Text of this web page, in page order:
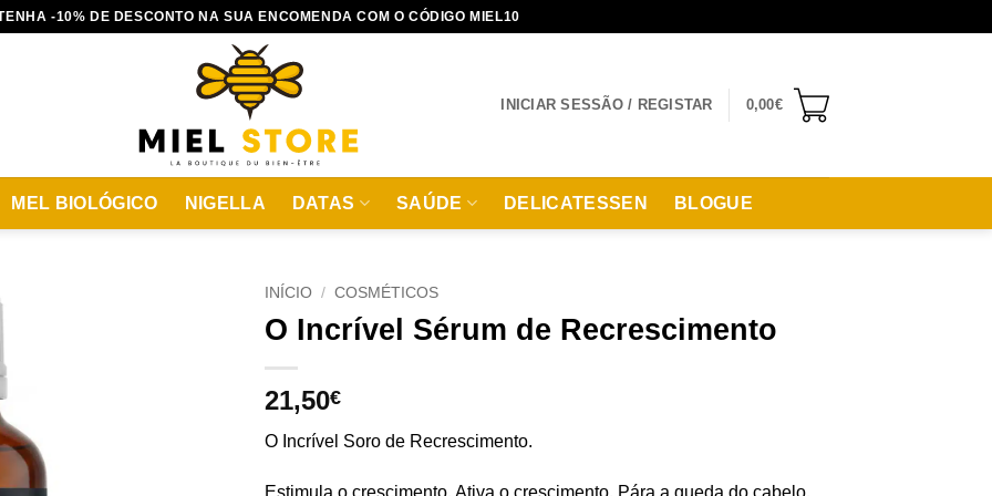
-10% DE DESCONTO NA SUA ENCOMENDA COM O CÓDIGO MIEL10
INICIAR SESSÃO / REGISTAR 0,00€
MEL BIOLÓGICO NIGELLA DATAS SAÚDE DELICATESSEN BLOGUE
INÍCIO / COSMÉTICOS
O Incrível Sérum de Recrescimento
21,50€
O Incrível Soro de Recrescimento.
Estimula o crescimento. Ativa o crescimento. Pára a queda do cabelo.